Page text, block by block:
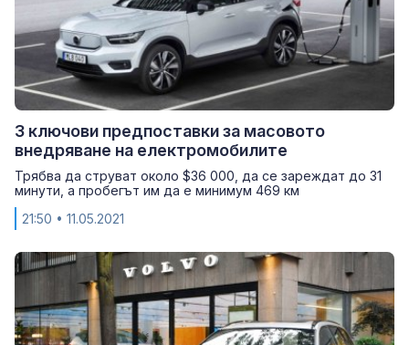
3 ключови предпоставки за масовото
внедряване на електромобилите
Трябва да струват около $36 000, да се зареждат до 31
минути, а пробегът им да e минимум 469 км
21:50 • 11.05.2021